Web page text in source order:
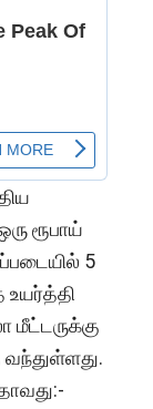
ரூபாய்
5
மீட்டருக்கு